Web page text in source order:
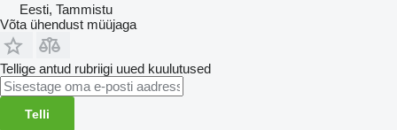
Eesti, Tammistu
Võta ühendust müüjaga
Tellige antud rubriigi uued kuulutused
Telli